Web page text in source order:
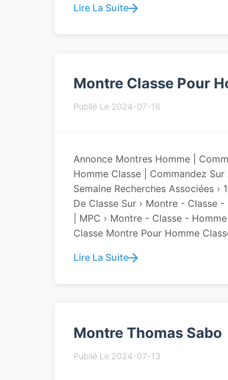
Lire La Suite
Montre Classe Pour
Publié Le 2024-07-16
Annonce Montres Homme |
Homme Classe | Commandez
Semaine Recherches Associées
De Classe Sur › Montre - Classe
| MPC › Montre - Classe -
Classe Montre Pour Homme
Lire La Suite
Montre Thomas Sabo
Publié Le 2024-07-13